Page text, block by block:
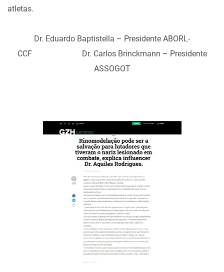
atletas.
Dr. Eduardo Baptistella – Presidente ABORL-
CCF Dr. Carlos Brinckmann – Presidente
ASSOGOT